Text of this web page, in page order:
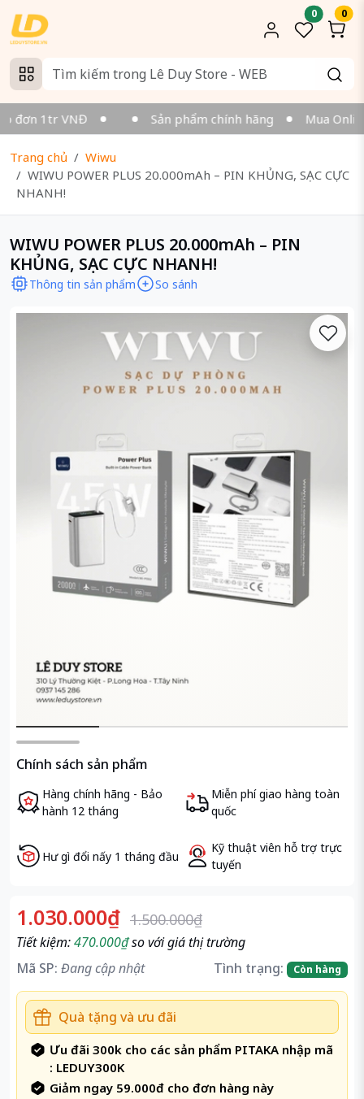
0 0
đơn 1tr VNĐ Sản phẩm chính hãng Mua Online
Trang chủ
Wiwu
WIWU POWER PLUS 20.000mAh – PIN KHỦNG, SẠC CỰC
NHANH!
WIWU POWER PLUS 20.000mAh – PIN
KHỦNG, SẠC CỰC NHANH!
Thông tin sản phẩm So sánh
Chính sách sản phẩm
Hàng chính hãng - Bảo
hành 12 tháng
Miễn phí giao hàng toàn
quốc
Hư gì đổi nấy 1 tháng đầu
Kỹ thuật viên hỗ trợ trực
tuyến
1.030.000₫ 1.500.000₫
Tiết kiệm:470.000₫so với giá thị trường
Mã SP: Đang cập nhật Tình trạng: Còn hàng
Quà tặng và ưu đãi
Ưu đãi 300k cho các sản phẩm PITAKA nhập mã
: LEDUY300K
Giảm ngay 59.000đ cho đơn hàng này